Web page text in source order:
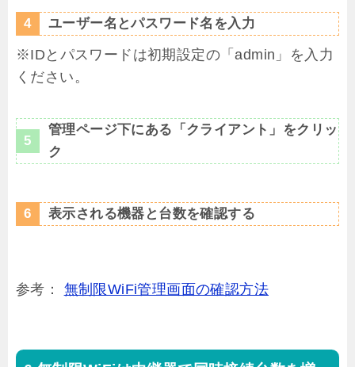
ユーザー名とパスワード名を入力
※IDとパスワードは初期設定の「admin」を入力
ください。
管理ページ下にある「クライアント」をクリッ
ク
表示される機器と台数を確認する
参考： 無制限WiFi管理画面の確認方法